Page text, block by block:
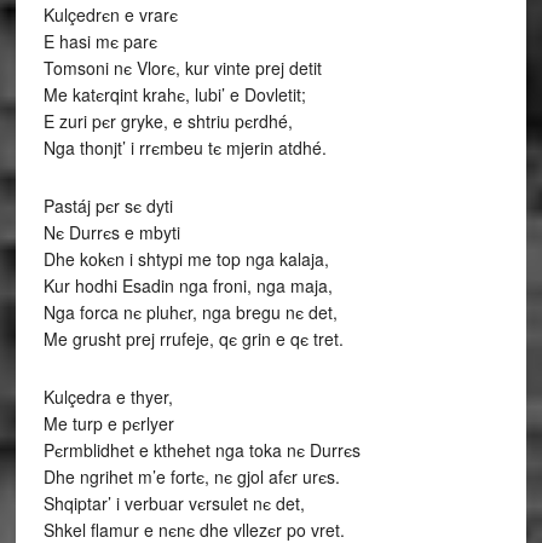
Kulçedrєn e vrarє
E hasi mє parє
Tomsoni nє Vlorє, kur vinte prej detit
Me katєrqint krahє, lubi’ e Dovletit;
E zuri pєr gryke, e shtriu pєrdhé,
Nga thonjt’ i rrєmbeu tє mjerin atdhé.
Pastáj pєr sє dyti
Nє Durrєs e mbyti
Dhe kokєn i shtypi me top nga kalaja,
Kur hodhi Esadin nga froni, nga maja,
Nga forca nє pluhєr, nga bregu nє det,
Me grusht prej rrufeje, qє grin e qє tret.
Kulçedra e thyer,
Me turp e pєrlyer
Pєrmblidhet e kthehet nga toka nє Durrєs
Dhe ngrihet m’e fortє, nє gjol afєr urєs.
Shqiptar’ i verbuar vєrsulet nє det,
Shkel flamur e nєnє dhe vllezєr po vret.